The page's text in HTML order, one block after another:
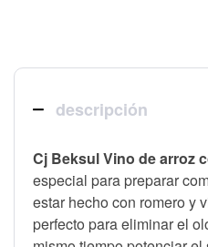
descripción
Cj Beksul Vino de arroz
especial para preparar
estar hecho con romero y
perfecto para eliminar el